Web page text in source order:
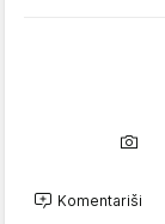
Komentariši